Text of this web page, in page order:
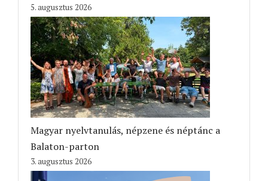
5. augusztus 2026
Magyar nyelvtanulás, népzene és néptánc a
Balaton-parton
3. augusztus 2026